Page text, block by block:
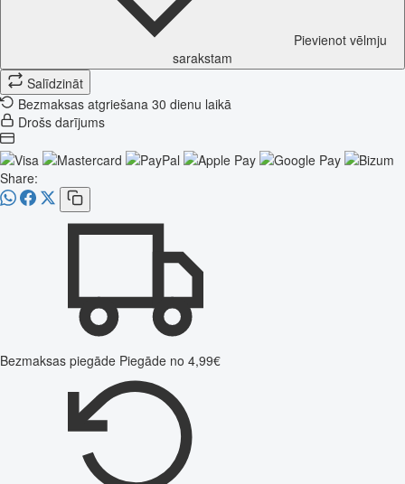
Pievienot vēlmju
sarakstam
Salīdzināt
Bezmaksas atgriešana 30 dienu laikā
Drošs darījums
Share:
Bezmaksas piegāde Piegāde no 4,99€